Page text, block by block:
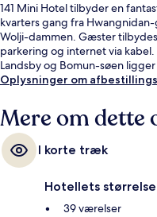
141 Mini Hotel tilbyder en
kvarters gang fra
Wolji-dammen. Gæster
parkering og internet via
Landsby og Bomun-søen
Oplysninger om
Mere om dette
I korte træk
Hotellets størrelse
39 værelser